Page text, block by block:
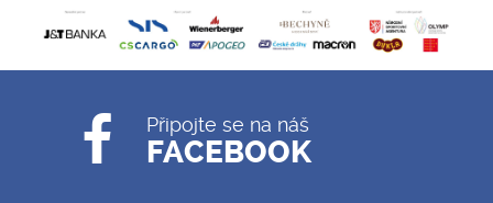
Připojte se na náš
FACEBOOK